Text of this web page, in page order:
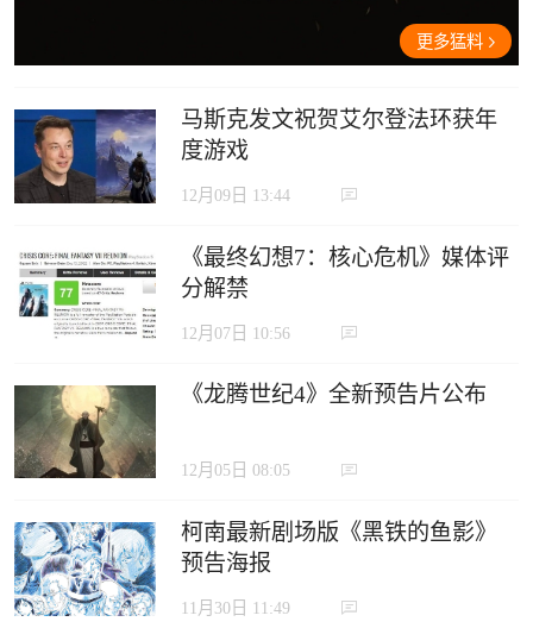
更多猛料
马斯克发文祝贺艾尔登法环获年
度游戏
12月09日 13:44
《最终幻想7：核心危机》媒体评
分解禁
12月07日 10:56
《龙腾世纪4》全新预告片公布
12月05日 08:05
柯南最新剧场版《黑铁的鱼影》
预告海报
11月30日 11:49